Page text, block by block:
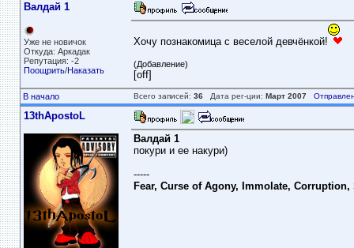
Валдай 1
Уже не новичок
Откуда: Аркадак
Репутация: -2
Поощрить/Наказать
Хочу познакомица с веселой девчёнкой!
(Добавление)
[off]
В начало Всего записей: 36Дата рег-ции: Март 2007
13thApostoL
Валдай 1
покури и ее накури)
-----
Fear, Curse of Agony, Immolate, Corruption,